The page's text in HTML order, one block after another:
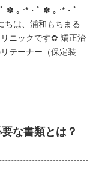
✽.｡.:*・ﾟ ✽.｡.:*・ﾟ
は、浦和もちまる
ニックです✿ 矯正治
テーナー（保定装
な書類とは？